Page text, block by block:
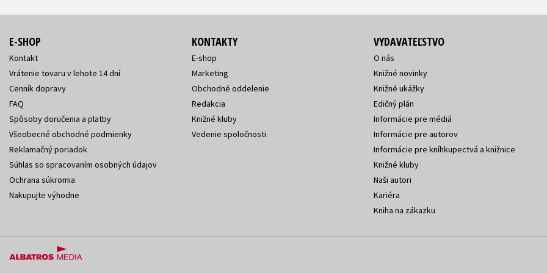
E-SHOP
Kontakt
Vrátenie tovaru v lehote 14 dní
Cenník dopravy
FAQ
Spôsoby doručenia a platby
Všeobecné obchodné podmienky
Reklamačný poriadok
Súhlas so spracovaním osobných údajov
Ochrana súkromia
Nakupujte výhodne
KONTAKTY
E-shop
Marketing
Obchodné oddelenie
Redakcia
Knižné kluby
Vedenie spoločnosti
VYDAVATEĽSTVO
O nás
Knižné novinky
Knižné ukážky
Edičný plán
Informácie pre médiá
Informácie pre autorov
Informácie pre kníhkupectvá a knižnice
Knižné kluby
Naši autori
Kariéra
Kniha na zákazku